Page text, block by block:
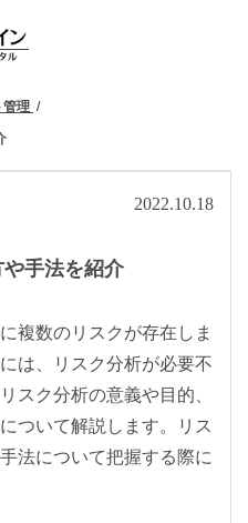
理
2022.10.18
手法を紹介
複数のリスクが存在しま
は、リスク分析が必要不
スク分析の意義や目的、
ついて解説します。リス
法について把握する際に